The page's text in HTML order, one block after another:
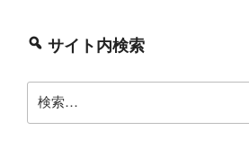
サイト内検索
索: